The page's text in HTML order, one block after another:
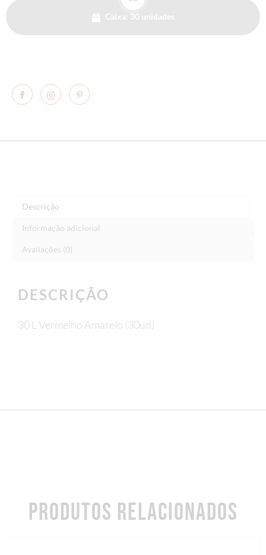
Caixa: 30 unidades
Descrição
Informação adicional
Avaliações (0)
DESCRIÇÃO
30 L Vermelho Amarelo (30un)
PRODUTOS RELACIONADOS